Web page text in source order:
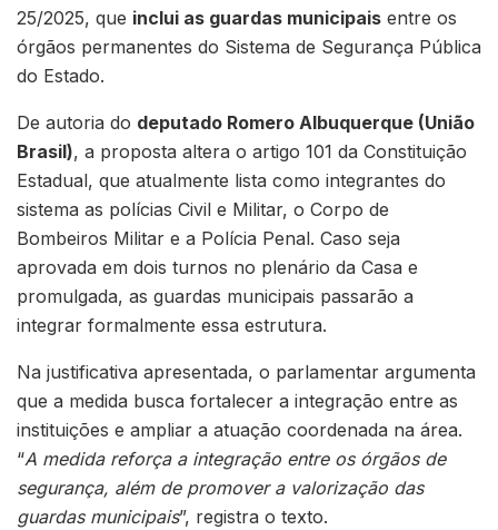
25/2025, que inclui as guardas municipais entre os
órgãos permanentes do Sistema de Segurança Pública
do Estado.
De autoria do deputado Romero Albuquerque (União
Brasil), a proposta altera o artigo 101 da Constituição
Estadual, que atualmente lista como integrantes do
sistema as polícias Civil e Militar, o Corpo de
Bombeiros Militar e a Polícia Penal. Caso seja
aprovada em dois turnos no plenário da Casa e
promulgada, as guardas municipais passarão a
integrar formalmente essa estrutura.
Na justificativa apresentada, o parlamentar argumenta
que a medida busca fortalecer a integração entre as
instituições e ampliar a atuação coordenada na área.
“A medida reforça a integração entre os órgãos de
segurança, além de promover a valorização das
guardas municipais”, registra o texto.